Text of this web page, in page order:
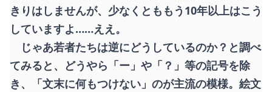
きりはしませんが、少なくとももう10年以上はこう
していますよ……ええ。
じゃあ若者たちは逆にどうしているのか？と調べ
てみると、どうやら「ー」や「？」等の記号を除
き、「文末に何もつけない」のが主流の模様。絵文